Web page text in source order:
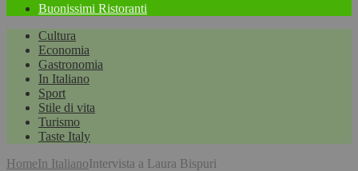
Buonissimi Ristoranti
Cultura
Economia
Gastronomia
In Italiano
Sport
Stile di vita
Turismo
Taste Italy
HomeIn ItalianoIntervista a Laura Bispuri